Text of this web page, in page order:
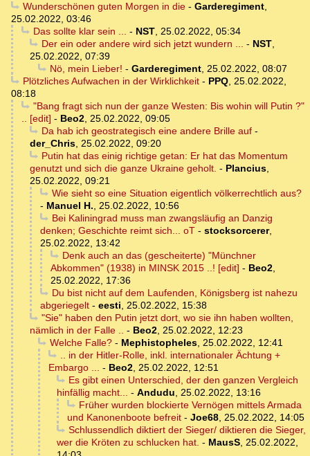
Wunderschönen guten Morgen in die- Garderegiment,
25.02.2022, 03:46
Das sollte klar sein ... - NST, 25.02.2022, 05:34
Der ein oder andere wird sich jetzt wundern ... - NST,
25.02.2022, 07:39
Nö, mein Lieber! - Garderegiment, 25.02.2022, 08:07
Plötzliches Aufwachen in der Wirklichkeit- PPQ, 25.02.2022,
08:18
"Bang fragt sich nun der ganze Westen: Bis wohin will Putin ?"
.. [edit] - Beo2, 25.02.2022, 09:05
Da hab ich geostrategisch eine andere Brille auf-
der_Chris, 25.02.2022, 09:20
Putin hat das einig richtige getan: Er hat das Momentum
genutzt und sich die ganze Ukraine geholt. - Plancius,
25.02.2022, 09:21
Wie sieht so eine Situation eigentlich völkerrechtlich aus?
- Manuel H., 25.02.2022, 10:56
Bei Kaliningrad muss man zwangsläufig an Danzig
denken; Geschichte reimt sich... oT - stocksorcerer,
25.02.2022, 13:42
Denk auch an das (gescheiterte) "Münchner
Abkommen" (1938) in MINSK 2015 ..! [edit] - Beo2,
25.02.2022, 17:36
Du bist nicht auf dem Laufenden, Königsberg ist nahezu
abgeriegelt - eesti, 25.02.2022, 15:38
"Sie" haben den Putin jetzt dort, wo sie ihn haben wollten,
nämlich in der Falle .. - Beo2, 25.02.2022, 12:23
Welche Falle?- Mephistopheles, 25.02.2022, 12:41
.. in der Hitler-Rolle, inkl. internationaler Ächtung +
Embargo ... - Beo2, 25.02.2022, 12:51
Es gibt einen Unterschied, der den ganzen Vergleich
hinfällig macht... - Andudu, 25.02.2022, 13:16
Früher wurden blockierte Vernögen mittels Armada
und Kanonenboote befreit - Joe68, 25.02.2022, 14:05
Schlussendlich diktiert der Sieger/ diktieren die Sieger,
wer die Kröten zu schlucken hat. - MausS, 25.02.2022,